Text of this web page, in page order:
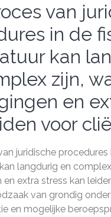
van
in de
kan
zijn,
en
voor
juridische procedures
langdurig en
en extra stress kan
van grondig
en mogelijke